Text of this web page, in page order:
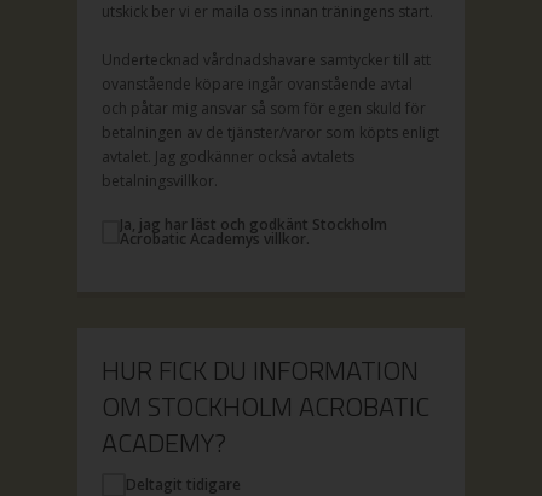
utskick ber vi er maila oss innan träningens start.
Undertecknad vårdnadshavare samtycker till att
ovanstående köpare ingår ovanstående avtal
och påtar mig ansvar så som för egen skuld för
betalningen av de tjänster/varor som köpts enligt
avtalet. Jag godkänner också avtalets
betalningsvillkor.
Ja, jag har läst och godkänt Stockholm
Acrobatic Academys villkor.
HUR FICK DU INFORMATION
OM STOCKHOLM ACROBATIC
ACADEMY?
Deltagit tidigare